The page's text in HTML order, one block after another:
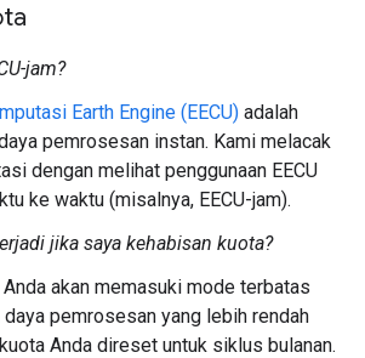
jam?
Earth Engine (EECU) adalah
pemrosesan instan. Kami melacak
dengan melihat penggunaan EECU
ke waktu (misalnya, EECU-jam).
jika saya kehabisan kuota?
akan memasuki mode terbatas
daya pemrosesan yang lebih rendah
Anda direset untuk siklus bulanan.